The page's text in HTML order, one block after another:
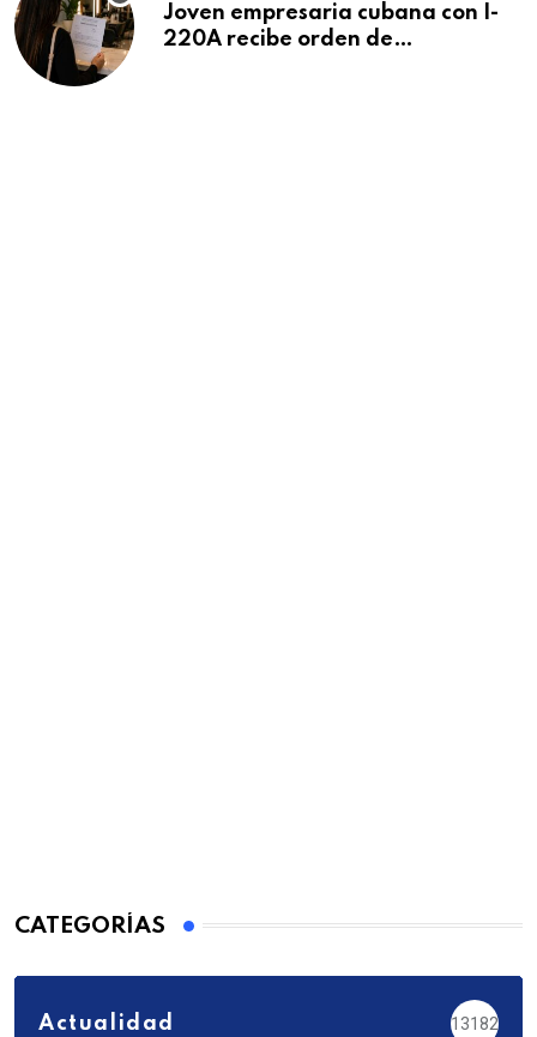
Joven empresaria cubana con I-
220A recibe orden de
CATEGORÍAS
Actualidad 13182